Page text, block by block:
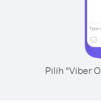
Pilih “Viber